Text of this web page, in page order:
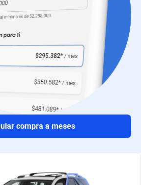
compra a meses